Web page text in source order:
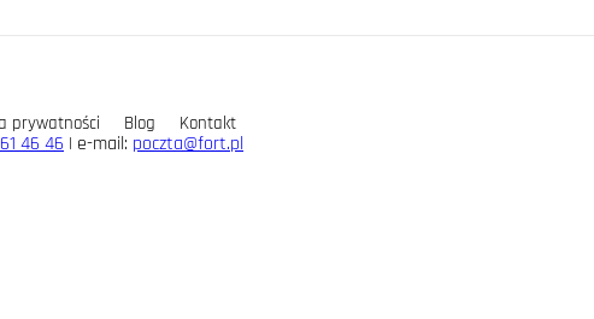
prywatności Blog
Kontakt
46 46 | e-mail: poczta@fort.pl